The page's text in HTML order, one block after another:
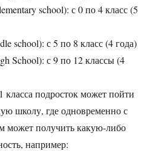
school): с 0 по 4 класс (5
school): с 5 по 8 класс (4 года)
School): с 9 по 12 классы (4
класса подросток может пойти
школу, где одновременно с
может получить какую-либо
например: